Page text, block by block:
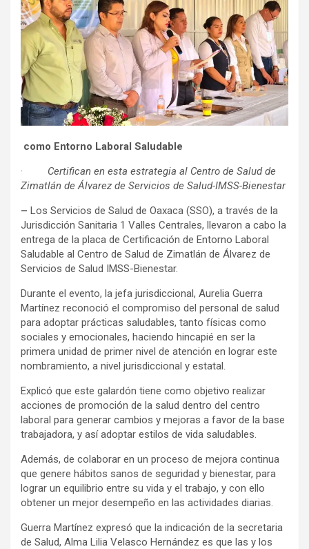
como Entorno Laboral Saludable
· Certifican en esta estrategia al Centro de Salud de
Zimatlán de Álvarez de Servicios de Salud-IMSS-Bienestar
– Los Servicios de Salud de Oaxaca (SSO), a través de la
Jurisdicción Sanitaria 1 Valles Centrales, llevaron a cabo la
entrega de la placa de Certificación de Entorno Laboral
Saludable al Centro de Salud de Zimatlán de Álvarez de
Servicios de Salud IMSS-Bienestar.
Durante el evento, la jefa jurisdiccional, Aurelia Guerra
Martínez reconoció el compromiso del personal de salud
para adoptar prácticas saludables, tanto físicas como
sociales y emocionales, haciendo hincapié en ser la
primera unidad de primer nivel de atención en lograr este
nombramiento, a nivel jurisdiccional y estatal.
Explicó que este galardón tiene como objetivo realizar
acciones de promoción de la salud dentro del centro
laboral para generar cambios y mejoras a favor de la base
trabajadora, y así adoptar estilos de vida saludables.
Además, de colaborar en un proceso de mejora continua
que genere hábitos sanos de seguridad y bienestar, para
lograr un equilibrio entre su vida y el trabajo, y con ello
obtener un mejor desempeño en las actividades diarias.
Guerra Martínez expresó que la indicación de la secretaria
de Salud, Alma Lilia Velasco Hernández es que las y los